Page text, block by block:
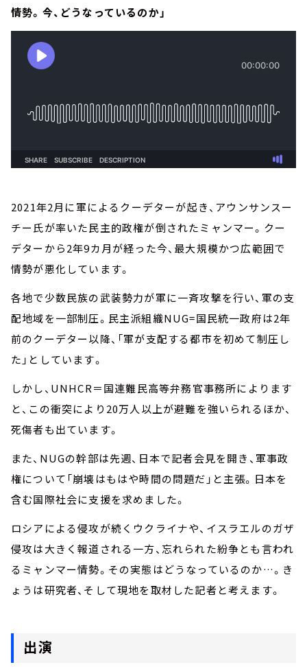
情勢。今、どうなっているのか」
2021年2月に軍によるクーデターが起き、アウンサンスー
チー氏が率いた民主的政権が倒されたミャンマー。クー
デターから2年9カ月が経った今、最大規模かつ広範囲で
情勢が悪化しています。
各地で少数民族の武装勢力が軍に一斉攻撃を行い、軍の支
配地域を一部制圧。民主派組織NUG=国民統一政府は2年
前のクーデター以降、「軍が支配する都市を初めて制圧し
た」としています。
しかし、UNHCR＝国連難民高等弁務官事務所によります
と、この衝突により20万人以上が避難を強いられるほか、
死傷者も出ています。
また、NUGの幹部は先週、日本で記者会見を開き、軍事政
権について「崩壊はもはや時間の問題だ」と主張。日本を
含む国際社会に支援を求めました。
ロシアによる侵攻が続くウクライナや、イスラエルのガザ
侵攻は大きく報道される一方、忘れられた紛争とも言われ
るミャンマー情勢。その実態はどうなっているのか…。き
ょうは研究者、そして現地を取材した記者と考えます。
出演